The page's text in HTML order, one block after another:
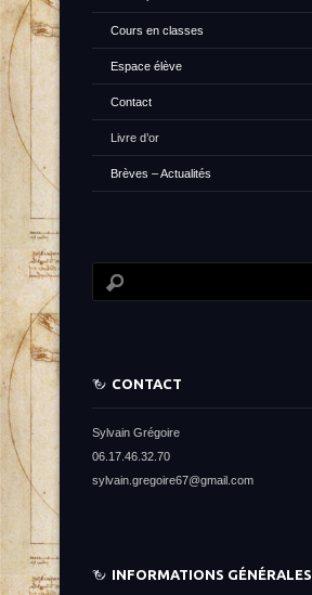
Cours en classes
Espace élève
Contact
Livre d’or
Brèves – Actualités
CONTACT
Sylvain Grégoire
06.17.46.32.70
sylvain.gregoire67@gmail.com
INFORMATIONS GÉNÉRALES